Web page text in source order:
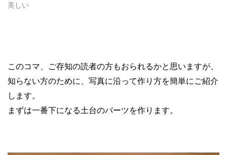
美しい
このコマ、ご存知の読者の方もおられるかと思いますが、
知らない方のために、写真に沿って作り方を簡単にご紹介
します。
まずは一番下になる土台のパーツを作ります。